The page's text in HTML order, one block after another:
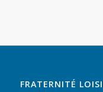
FRATERNITÉ